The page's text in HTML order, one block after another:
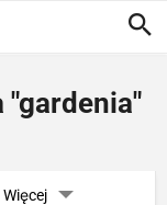
"gardenia"
Więcej